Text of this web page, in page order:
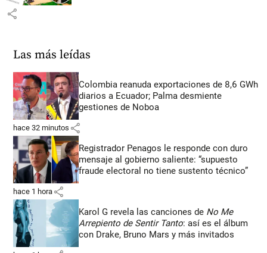
share
Las más leídas
Colombia reanuda exportaciones de 8,6 GWh
diarios a Ecuador; Palma desmiente
gestiones de Noboa
hace 32 minutos share
Registrador Penagos le responde con duro
mensaje al gobierno saliente: “supuesto
fraude electoral no tiene sustento técnico”
hace 1 hora share
Karol G revela las canciones de No Me
Arrepiento de Sentir Tanto: así es el álbum
con Drake, Bruno Mars y más invitados